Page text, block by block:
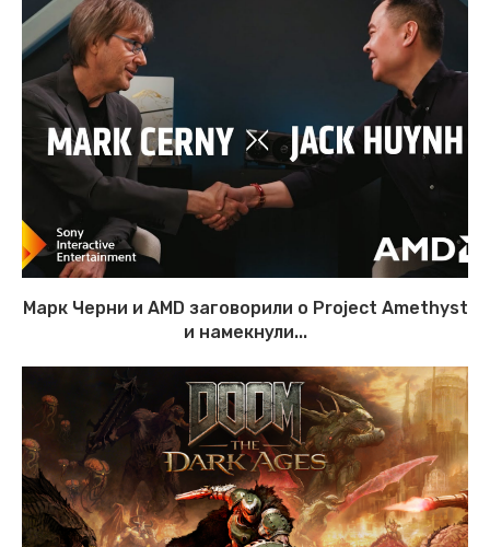
Марк Черни и AMD заговорили о Project Amethyst
и намекнули...